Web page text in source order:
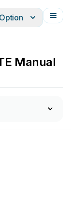
Manual